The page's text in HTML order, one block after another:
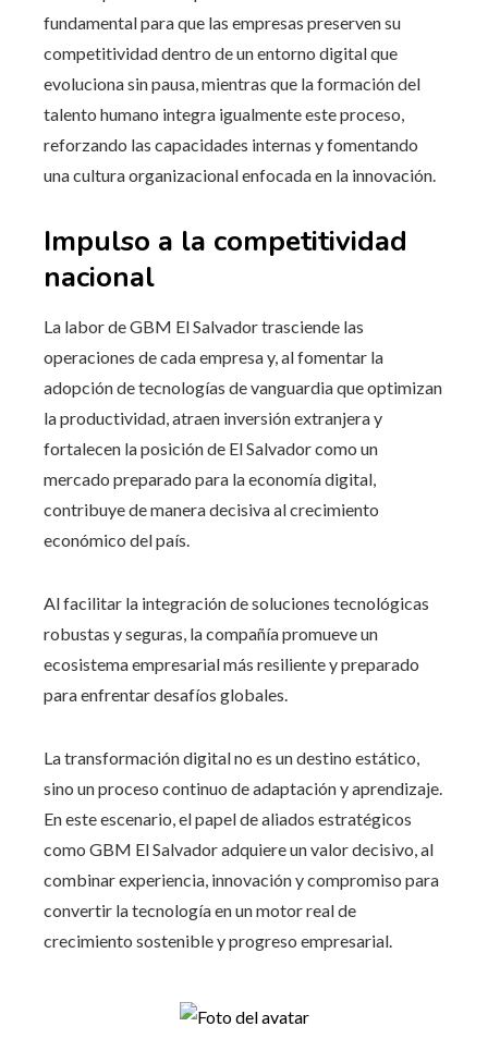
fundamental para que las empresas preserven su
competitividad dentro de un entorno digital que
evoluciona sin pausa, mientras que la formación del
talento humano integra igualmente este proceso,
reforzando las capacidades internas y fomentando
una cultura organizacional enfocada en la innovación.
Impulso a la competitividad
nacional
La labor de GBM El Salvador trasciende las
operaciones de cada empresa y, al fomentar la
adopción de tecnologías de vanguardia que optimizan
la productividad, atraen inversión extranjera y
fortalecen la posición de El Salvador como un
mercado preparado para la economía digital,
contribuye de manera decisiva al crecimiento
económico del país.
Al facilitar la integración de soluciones tecnológicas
robustas y seguras, la compañía promueve un
ecosistema empresarial más resiliente y preparado
para enfrentar desafíos globales.
La transformación digital no es un destino estático,
sino un proceso continuo de adaptación y aprendizaje.
En este escenario, el papel de aliados estratégicos
como GBM El Salvador adquiere un valor decisivo, al
combinar experiencia, innovación y compromiso para
convertir la tecnología en un motor real de
crecimiento sostenible y progreso empresarial.